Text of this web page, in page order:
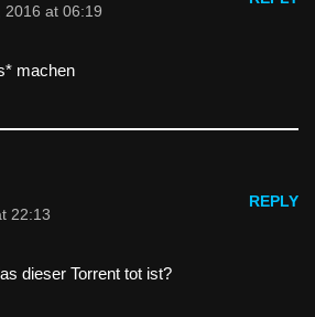
2016 at 06:19
machen
22:13
REPLY
dieser Torrent tot ist?